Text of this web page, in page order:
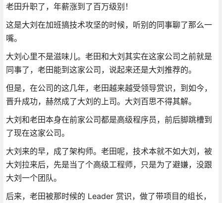
老田升职了，年薪涨到了百万级别！
这是大刘在加班搞技术攻坚的时候，听别的同事聊了那么一
嘴。
大刘心里不是滋味儿。老田和大刘其实在这家公司之前就是
同事了，老田能到这家公司，说起来还是大刘推荐的。
但是，在公司的这几年，老田越来越受领导赏识，到如今，
晋升成功，赫然成了大刘的上司。大刘百思不得其解。
大刘和老田本身在前家公司都是高级程序员，前后脚跳槽到
了现在这家公司。
大刘来的早，成了架构师。老田呢，技术本就不如大刘，被
大刘拉来后，先是当了个高级工程师，只是为了避嫌，没跟
大刘一个团队。
后来，老田被那时候的 Leader 赏识，做了带项目的组长，